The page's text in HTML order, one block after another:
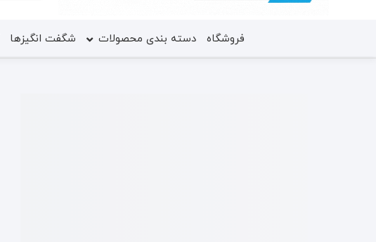
فروشگاه دسته بندی محصولات شگفت انگیزها